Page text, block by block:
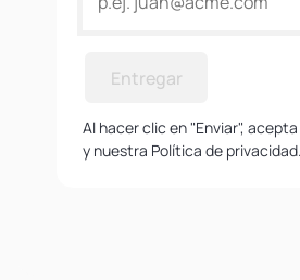
Entregar
Al hacer clic en "Enviar",
y nuestra Política de privacidad.